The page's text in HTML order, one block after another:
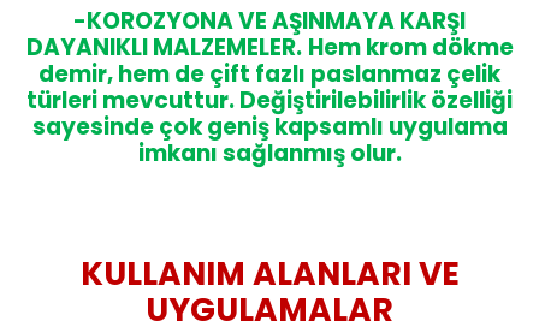
-KOROZYONA VE AŞINMAYA KARŞI
DAYANIKLI MALZEMELER. Hem krom dökme
demir, hem de çift fazlı paslanmaz çelik
türleri mevcuttur. Değiştirilebilirlik özelliği
sayesinde çok geniş kapsamlı uygulama
imkanı sağlanmış olur.
KULLANIM ALANLARI VE
UYGULAMALAR